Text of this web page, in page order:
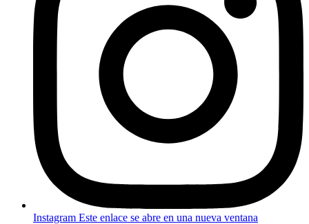
Instagram Este enlace se abre en una nueva ventana